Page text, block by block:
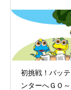
初挑戦！バッ
ンターへＧＯ～